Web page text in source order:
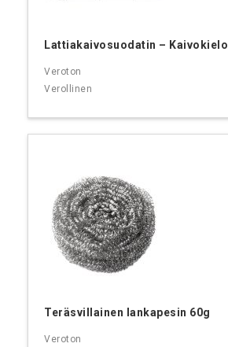
Lattiakaivosuodatin – Kaivokielo
Teräsvillainen lankapesin 60g